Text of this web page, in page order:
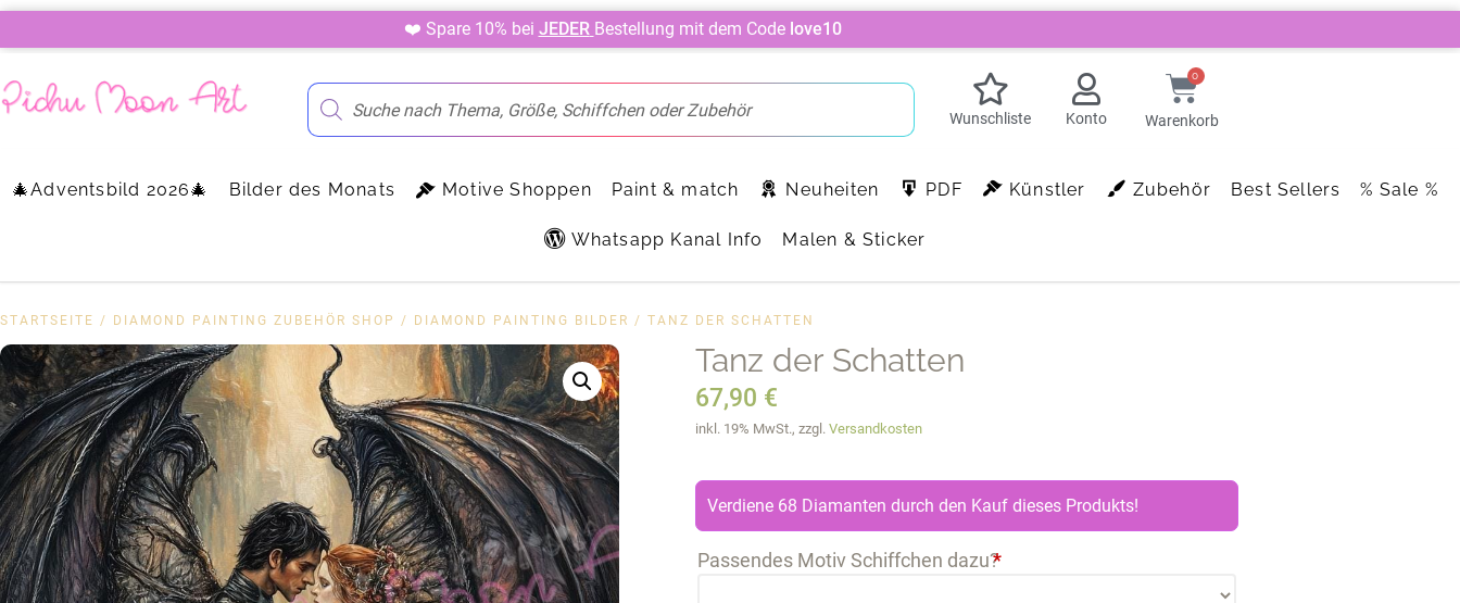
❤️ Spare 10% bei JEDER Bestellung mit dem Code love10
Wunschliste Konto
0
Warenkorb
🎄Adventsbild 2026🎄 Bilder des Monats Motive Shoppen Paint & match Neuheiten PDF Künstler Zubehör Best Sellers % Sale %
Whatsapp Kanal Info Malen & Sticker
STARTSEITE / DIAMOND PAINTING ZUBEHÖR SHOP / DIAMOND PAINTING BILDER / TANZ DER SCHATTEN
Tanz der Schatten
67,90 €
inkl. 19% MwSt., zzgl. Versandkosten
Verdiene 68 Diamanten durch den Kauf dieses Produkts!
Passendes Motiv Schiffchen dazu?*